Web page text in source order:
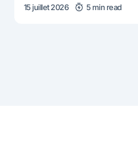
15 juillet 2026 5 min read